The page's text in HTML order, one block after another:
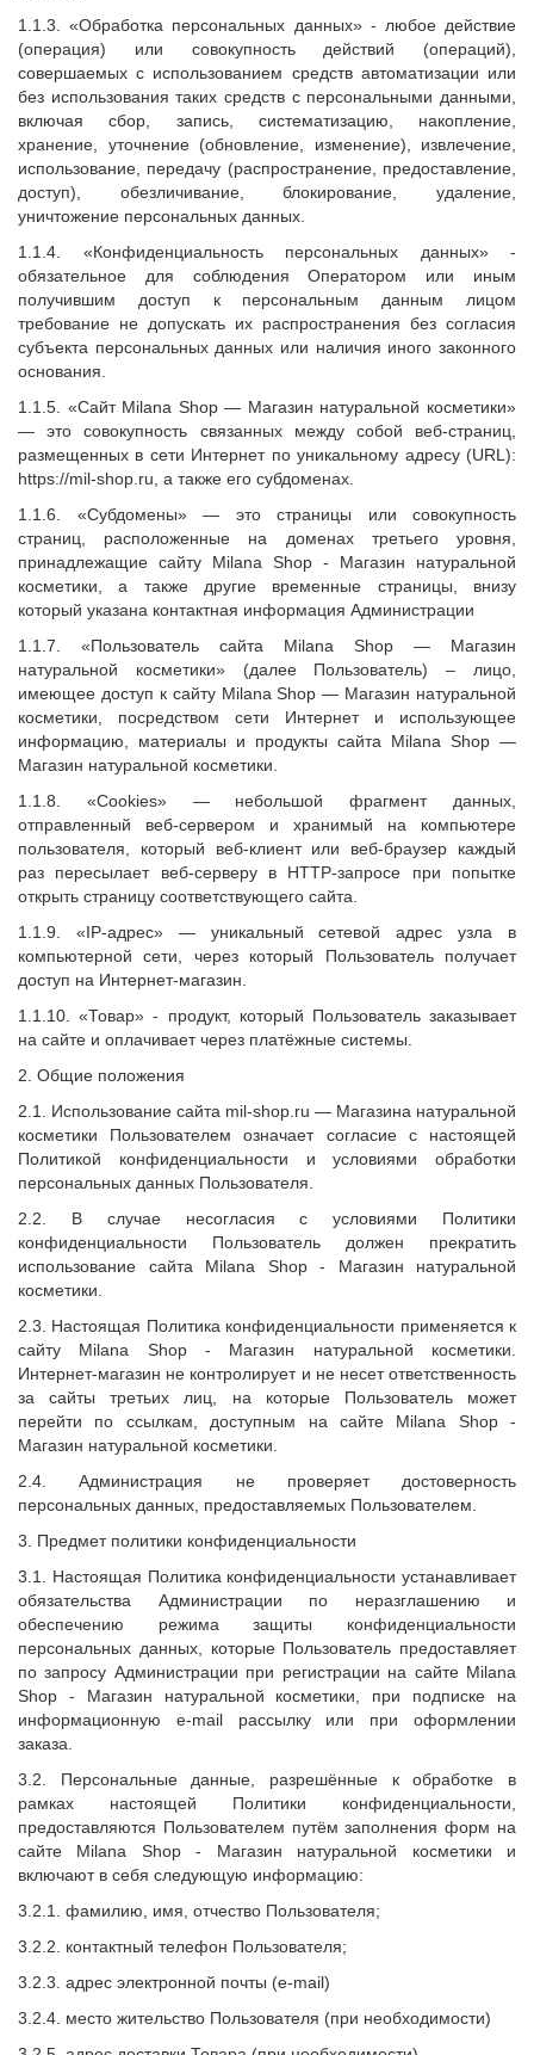
1.1.3. «Обработка персональных данных» - любое действие
(операция) или совокупность действий (операций),
совершаемых с использованием средств автоматизации или
без использования таких средств с персональными данными,
включая сбор, запись, систематизацию, накопление,
хранение, уточнение (обновление, изменение), извлечение,
использование, передачу (распространение, предоставление,
доступ), обезличивание, блокирование, удаление,
уничтожение персональных данных.
1.1.4. «Конфиденциальность персональных данных» -
обязательное для соблюдения Оператором или иным
получившим доступ к персональным данным лицом
требование не допускать их распространения без согласия
субъекта персональных данных или наличия иного законного
основания.
1.1.5. «Сайт Milana Shop — Магазин натуральной косметики»
— это совокупность связанных между собой веб-страниц,
размещенных в сети Интернет по уникальному адресу (URL):
https://mil-shop.ru, а также его субдоменах.
1.1.6. «Субдомены» — это страницы или совокупность
страниц, расположенные на доменах третьего уровня,
принадлежащие сайту Milana Shop - Магазин натуральной
косметики, а также другие временные страницы, внизу
который указана контактная информация Администрации
1.1.7. «Пользователь сайта Milana Shop — Магазин
натуральной косметики» (далее Пользователь) – лицо,
имеющее доступ к сайту Milana Shop — Магазин натуральной
косметики , посредством сети Интернет и использующее
информацию, материалы и продукты сайта Milana Shop —
Магазин натуральной косметики
1.1.8. «Cookies» — небольшой фрагмент данных,
отправленный веб-сервером и хранимый на компьютере
пользователя, который веб-клиент или веб-браузер каждый
раз пересылает веб-серверу в HTTP-запросе при попытке
открыть страницу соответствующего сайта.
1.1.9. «IP-адрес» — уникальный сетевой адрес узла в
компьютерной сети, через который Пользователь получает
доступ на Интернет-магазин.
1.1.10. «Товар» - продукт, который Пользователь заказывает
на сайте и оплачивает через платёжные системы.
2. Общие положения
2.1. Использование сайта mil-shop.ru — Магазина натуральной
косметики Пользователем означает согласие с настоящей
Политикой конфиденциальности и условиями обработки
персональных данных Пользователя.
2.2. В случае несогласия с условиями Политики
конфиденциальности Пользователь должен прекратить
использование сайта Milana Shop- Магазин натуральной
косметики.
2.3. Настоящая Политика конфиденциальности применяется к
сайту Milana Shop- Магазин натуральной косметики.
Интернет-магазин не контролирует и не несет ответственность
за сайты третьих лиц, на которые Пользователь может
перейти по ссылкам, доступным на сайте Milana Shop-
Магазин натуральной косметики.
2.4. Администрация не проверяет достоверность
персональных данных, предоставляемых Пользователем.
3. Предмет политики конфиденциальности
3.1. Настоящая Политика конфиденциальности устанавливает
обязательства Администрации по неразглашению и
обеспечению режима защиты конфиденциальности
персональных данных, которые Пользователь предоставляет
по запросу Администрации при регистрации на сайте Milana
Shop - Магазин натуральной косметики, при подписке на
информационную e-mail рассылку или при оформлении
заказа.
3.2. Персональные данные, разрешённые к обработке в
рамках настоящей Политики конфиденциальности,
предоставляются Пользователем путём заполнения форм на
сайте Milana Shop- Магазин натуральной косметики и
включают в себя следующую информацию:
3.2.1. фамилию, имя, отчество Пользователя;
3.2.2. контактный телефон Пользователя;
3.2.3. адрес электронной почты (e-mail)
3.2.4. место жительство Пользователя (при необходимости)